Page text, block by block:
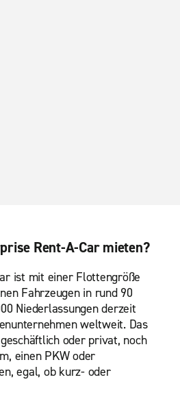
Rent-A-Car mieten?
ist mit einer Flottengröße
Fahrzeugen in rund 90
Niederlassungen derzeit
weltweit. Das
oder privat, noch
einen PKW oder
egal, ob kurz- oder